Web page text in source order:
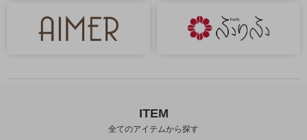
ITEM
全てのアイテムから探す